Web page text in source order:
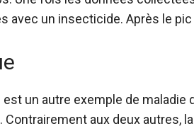
avec un insecticide. Après le
est un autre exemple de maladie
Contrairement aux deux autres,